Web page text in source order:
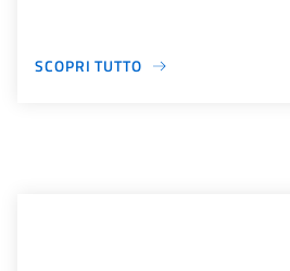
SCOPRI TUTTO